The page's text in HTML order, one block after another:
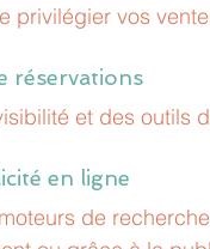
privilégier vos
réservations
et des outils
en ligne
de